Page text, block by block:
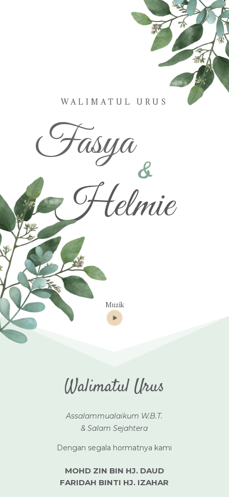
WALIMATUL URUS
Fasya&
Helmie
Muzik
Walimatul Urus
Assalammualaikum W.B.T.
& Salam Sejahtera
Dengan segala hormatnya kami
MOHD ZIN BIN HJ. DAUD
FARIDAH BINTI HJ. IZAHAR